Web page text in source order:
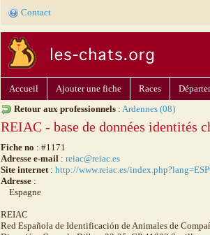
Contact
Accueil Ajouter une fiche Races
Retour aux professionnels : Ardennes (08)
REIAC - base de données identités
Fiche no : #1171
Adresse e-mail : reiac@reiac.es
Site internet: http://www.reiac.es/
Adresse :
Espagne
REIAC
Red Española de Identificación de Animales de